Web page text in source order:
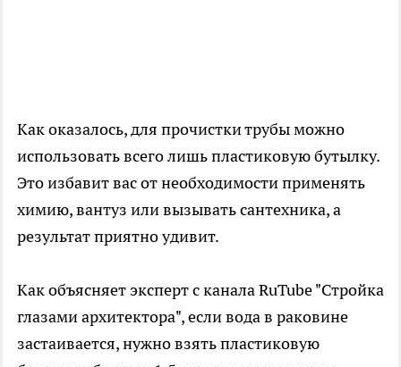
Как оказалось, для прочистки трубы можно
использовать всего лишь пластиковую бутылку.
Это избавит вас от необходимости применять
химию, вантуз или вызывать сантехника, а
результат приятно удивит.
Как объясняет эксперт с канала RuTube "Стройка
глазами архитектора", если вода в раковине
застаивается, нужно взять пластиковую